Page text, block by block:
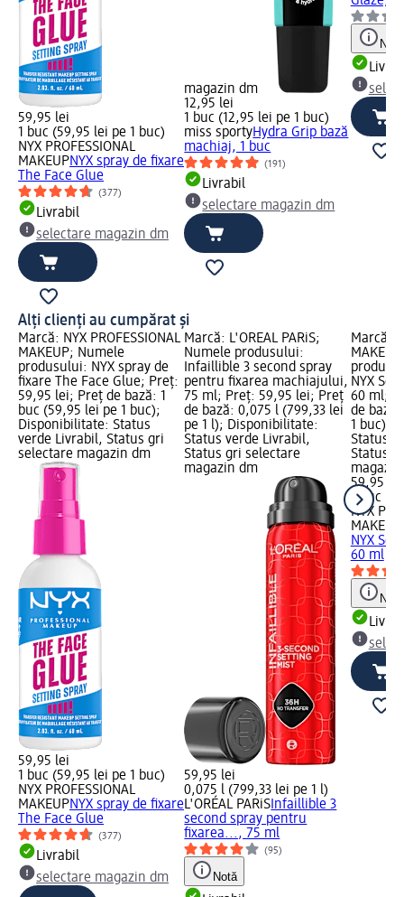
59,95 lei
1 buc (59,95 lei pe 1 buc)
NYX PROFESSIONAL
MAKEUPNYX spray de fixare
The Face Glue
(377)
Livrabil
selectare magazin dm
magazin dm
12,95 lei
1 buc (12,95 lei pe 1 buc)
miss sportyHydra Grip bază
machiaj, 1 buc
(191)
Livrabil
selectare magazin dm
Notă
Alți clienți au cumpărat și
Marcă: NYX PROFESSIONAL
MAKEUP; Numele
produsului: NYX spray de
fixare The Face Glue; Preț:
59,95 lei; Preț de bază: 1
buc (59,95 lei pe 1 buc);
Disponibilitate: Status
verde Livrabil, Status gri
selectare magazin dm
59,95 lei
1 buc (59,95 lei pe 1 buc)
NYX PROFESSIONAL
MAKEUPNYX spray de fixare
The Face Glue
(377)
Livrabil
selectare magazin dm
Marcă: L'ORÉAL PARiS;
Numele produsului:
Infaillible 3 second spray
pentru fixarea machiajului,
75 ml; Preț: 59,95 lei; Preț
de bază: 0,075 l (799,33 lei
pe 1 l); Disponibilitate:
Status verde Livrabil,
Status gri selectare
magazin dm
59,95 lei
0,075 l (799,33 lei pe 1 l)
L'ORÉAL PARiSInfaillible 3
second spray pentru
fixarea..., 75 ml
(95)
Notă
Marcă:
NYX
60 ml;
de
1 buc);
Status
Status
59,95 lei
1 buc
NYX
MAKEUP
NYX
60 ml
Notă